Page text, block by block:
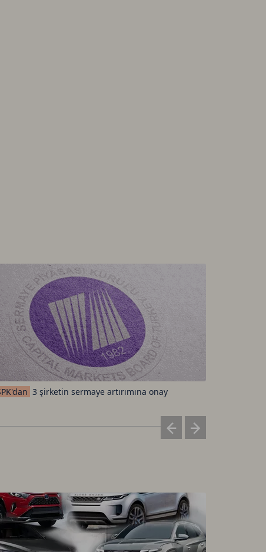
3 şirketin sermaye artırımına onay